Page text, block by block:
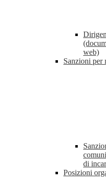
web)
Sanzioni per
di
Posizioni